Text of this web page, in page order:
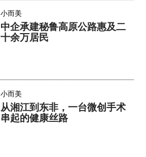
小而美
中企承建秘鲁高原公路惠及二
十余万居民
小而美
从湘江到东非，一台微创手术
串起的健康丝路